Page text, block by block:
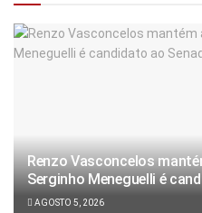
Renzo Vasconcelos
Serginho Meneguelli é
AGOSTO 5, 2026